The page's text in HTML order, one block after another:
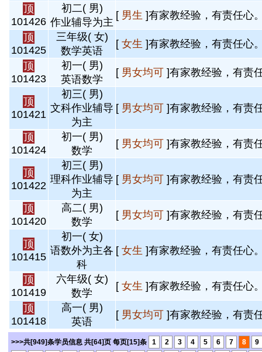
顶
101426
初二( 男)
作业辅导为主
[ 男生 ]有家教经验，有责任心
顶
101425
三年级( 女)
数学英语
[ 女生 ]有家教经验，有责任心
顶
101423
初一( 男)
英语数学
[ 男女均可 ]有家教经验，有责
顶
101421
初三( 男)
文科作业辅导
为主
[ 男女均可 ]有家教经验，有责
顶
101424
初一( 男)
数学
[ 男女均可 ]有家教经验，有责
顶
101422
初三( 男)
理科作业辅导
为主
[ 男女均可 ]有家教经验，有责
顶
101420
高二( 男)
数学
[ 男女均可 ]有家教经验，有责
顶
101415
初一( 女)
语数外为主各
科
[ 女生 ]有家教经验，有责任心
顶
101419
六年级( 女)
数学
[ 女生 ]有家教经验，有责任心
顶
101418
高一( 男)
英语
[ 男女均可 ]有家教经验，有责
>>>共[949]条学员信息 共[64]页 每页[15]条 1 2 3 4 5 6 7 8
9